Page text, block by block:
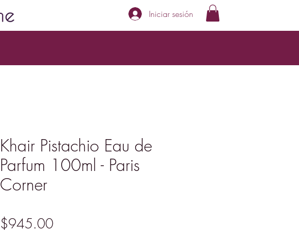
Iniciar sesión
Khair Pistachio Eau de
Parfum 100ml - Paris
Corner
$945.00Precio